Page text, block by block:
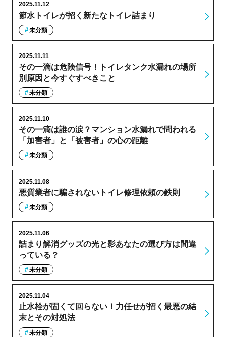
節水トイレが招く新たなトイレ詰まり
2025.11.12
未分類
その一滴は危険信号！トイレタンク水漏れの場所
別原因と今すぐすべきこと
2025.11.11
未分類
その一滴は誰の涙？マンション水漏れで問われる
「加害者」と「被害者」の心の距離
2025.11.10
未分類
悪質業者に騙されないトイレ修理依頼の鉄則
2025.11.08
未分類
詰まり解消グッズの光と影あなたの選び方は間違
っている？
2025.11.06
未分類
止水栓が固くて回らない！力任せが招く最悪の結
末とその対処法
2025.11.04
未分類